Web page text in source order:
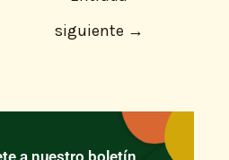
siguiente →
a nuestro boletín